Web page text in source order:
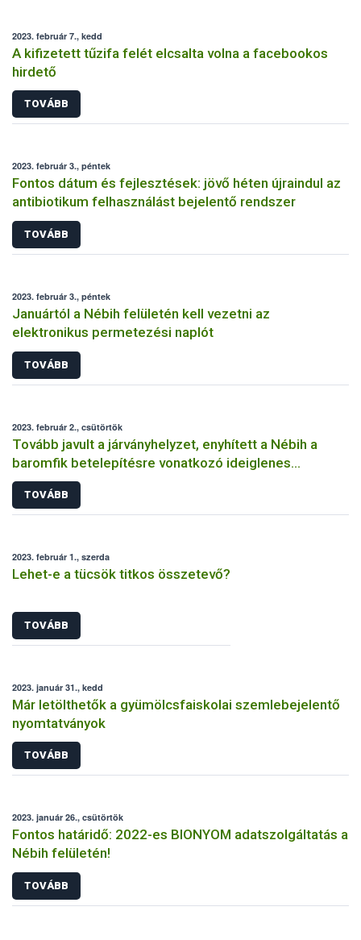
2023. február 7., kedd
A kifizetett tűzifa felét elcsalta volna a facebookos
hirdető
TOVÁBB
2023. február 3., péntek
Fontos dátum és fejlesztések: jövő héten újraindul az
antibiotikum felhasználást bejelentő rendszer
TOVÁBB
2023. február 3., péntek
Januártól a Nébih felületén kell vezetni az
elektronikus permetezési naplót
TOVÁBB
2023. február 2., csütörtök
Tovább javult a járványhelyzet, enyhített a Nébih a
baromfik betelepítésre vonatkozó ideiglenes
szabályokon
TOVÁBB
2023. február 1., szerda
Lehet-e a tücsök titkos összetevő?
TOVÁBB
2023. január 31., kedd
Már letölthetők a gyümölcsfaiskolai szemlebejelentő
nyomtatványok
TOVÁBB
2023. január 26., csütörtök
Fontos határidő: 2022-es BIONYOM adatszolgáltatás a
Nébih felületén!
TOVÁBB